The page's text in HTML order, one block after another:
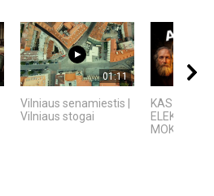
01:11
Vilniaus senamiestis |
Vilniaus stogai
KAS IŠRADO
ELEKTRĄ? 6